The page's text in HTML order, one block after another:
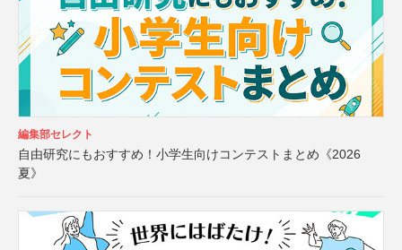
編集部セレクト
自由研究にもおすすめ！小学生向けコンテストまとめ《2026
夏》